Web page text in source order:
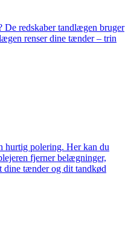
De redskaber tandlægen bruger
renser dine tænder – trin
hurtig polering. Her kan du
fjerner belægninger,
dine tænder og dit tandkød